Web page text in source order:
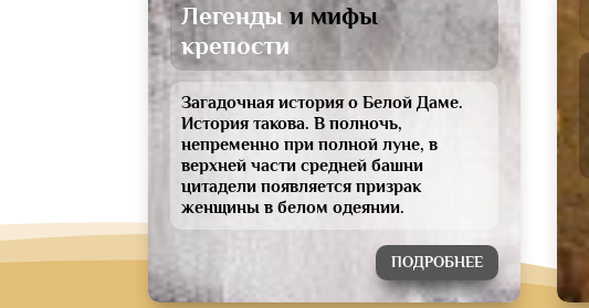
Легенды и мифы
крепости
Загадочная история о Белой Даме.
История такова. В полночь,
непременно при полной луне, в
верхней части средней башни
цитадели появляется призрак
женщины в белом одеянии.
ПОДРОБНЕЕ